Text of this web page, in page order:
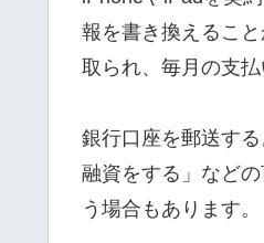
報を書き換えるこ
取られ、毎月の支
銀行口座を郵送す
融資をする」など
う場合もあります